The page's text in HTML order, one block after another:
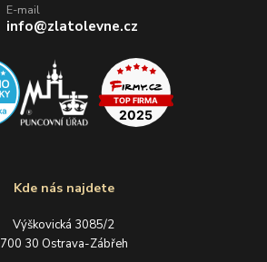
Kde nás najdete
Výškovická 3085/2
700 30 Ostrava-Zábřeh
E-mail
info@zlatolevne.cz